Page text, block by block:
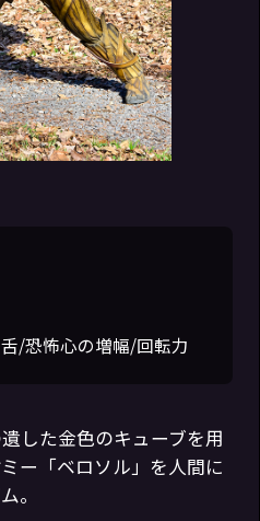
/恐怖心の増幅/回転力
した金色のキューブを用
ー「ベロソル」を人間に
。